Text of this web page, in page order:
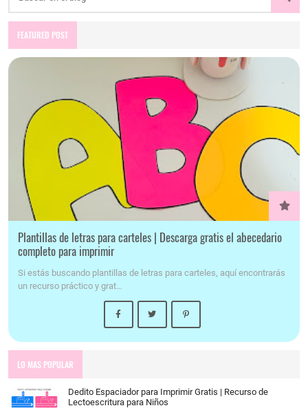
FEATURED POST
Plantillas de letras para carteles | Descarga gratis el abecedario
completo para imprimir
Si estás buscando plantillas de letras para carteles, aquí encontrarás
un recurso práctico y grat…
LO MAS POPULAR
Dedito Espaciador para Imprimir Gratis | Recurso de
Lectoescritura para Niños